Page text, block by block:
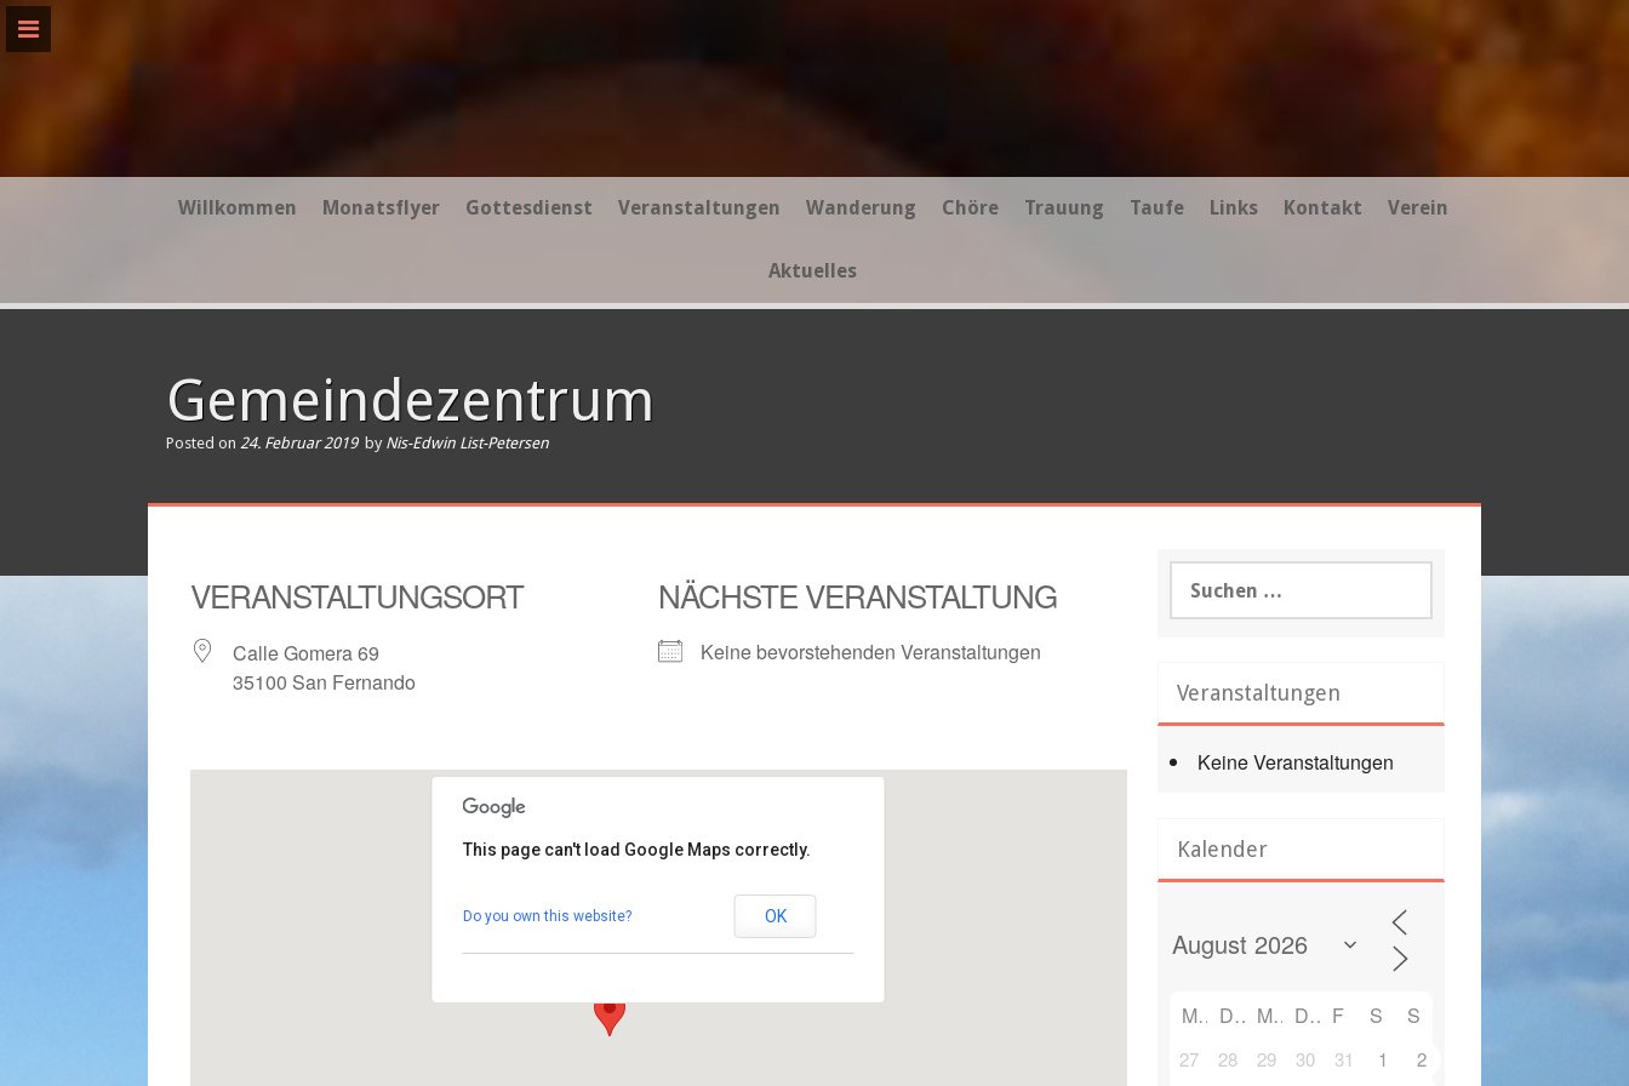
Skip
Willkommen Monatsflyer Gottesdienst Veranstaltungen Wanderung Chöre Trauung Taufe Links Kontakt Verein
Aktuelles
Gemeindezentrum
Posted on 24. Februar 2019 by Nis-Edwin List-Petersen
VERANSTALTUNGSORT
Calle Gomera 69
35100 San Fernando
NÄCHSTE VERANSTALTUNG
Keine bevorstehenden Veranstaltungen
Gemeindezentrum
This page can't load Google Maps correctly.
Do you own this website? OK
nach:
Veranstaltungen
Keine Veranstaltungen
Kalender
M D M D F S S
27 28 29 30 31 1
2